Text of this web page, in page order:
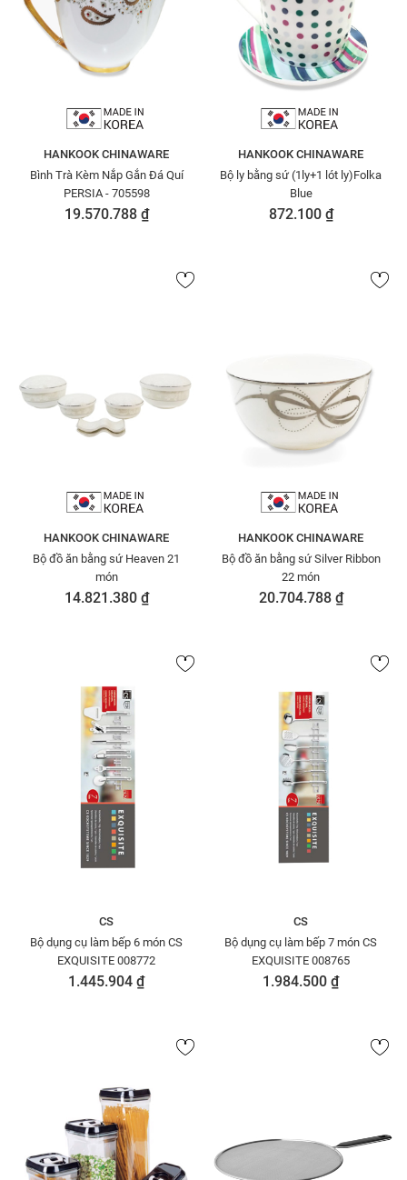
HANKOOK CHINAWARE
Bình Trà Kèm Nắp Gắn Đá Quí
PERSIA - 705598
19.570.788 ₫
HANKOOK CHINAWARE
Bộ ly bằng sứ (1ly+1 lót ly)Folka
Blue
872.100 ₫
HANKOOK CHINAWARE
Bộ đồ ăn bằng sứ Heaven 21
món
14.821.380 ₫
HANKOOK CHINAWARE
Bộ đồ ăn bằng sứ Silver Ribbon
22 món
20.704.788 ₫
CS
Bộ dụng cụ làm bếp 6 món CS
EXQUISITE 008772
1.445.904 ₫
CS
Bộ dụng cụ làm bếp 7 món CS
EXQUISITE 008765
1.984.500 ₫